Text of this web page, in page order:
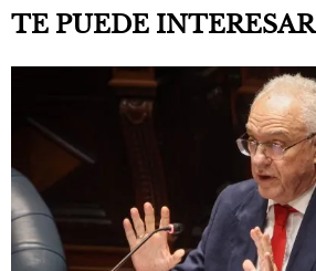
TE PUEDE INTERESAR